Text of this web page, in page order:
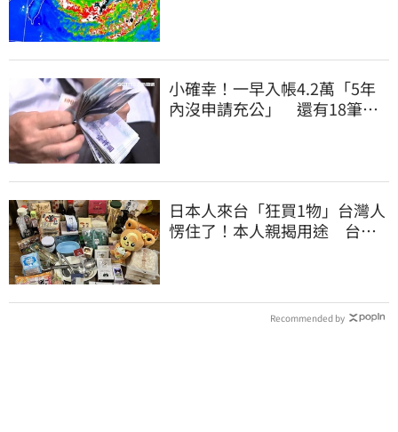
小確幸！一早入帳4.2萬「5年
內沒申請充公」 還有18筆錢
日本人來台「狂買1物」台灣人
愣住了！本人親揭用途 台網
Recommended by